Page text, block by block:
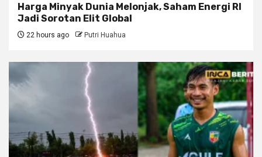
Harga Minyak Dunia Melonjak, Saham Energi RI
Jadi Sorotan Elit Global
22 hours ago Putri Huahua